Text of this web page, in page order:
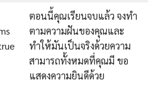
ตอนนี้คุณเรียนจบแล้ว จงทำ
ตามความฝันของคุณและ
ทำให้มันเป็นจริงด้วยความ
สามารถทั้งหมดที่คุณมี ขอ
แสดงความยินดีด้วย